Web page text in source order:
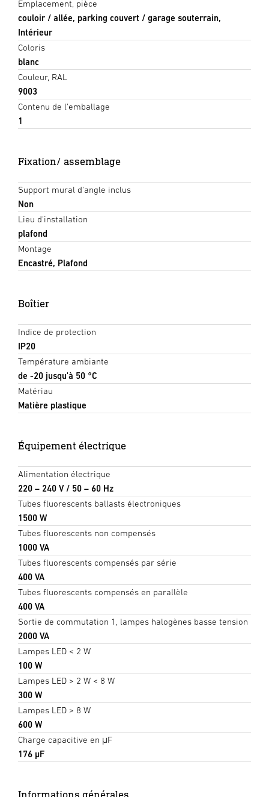
Emplacement, pièce
couloir / allée, parking couvert / garage souterrain,
Intérieur
Coloris
blanc
Couleur, RAL
9003
Contenu de l'emballage
1
Fixation/ assemblage
Support mural d'angle inclus
Non
Lieu d'installation
plafond
Montage
Encastré, Plafond
Boîtier
Indice de protection
IP20
Température ambiante
de -20 jusqu'à 50 °C
Matériau
Matière plastique
Équipement électrique
Alimentation électrique
220 – 240 V / 50 – 60 Hz
Tubes fluorescents ballasts électroniques
1500 W
Tubes fluorescents non compensés
1000 VA
Tubes fluorescents compensés par série
400 VA
Tubes fluorescents compensés en parallèle
400 VA
Sortie de commutation 1, lampes halogènes basse tension
2000 VA
Lampes LED < 2 W
100 W
Lampes LED > 2 W < 8 W
300 W
Lampes LED > 8 W
600 W
Charge capacitive en μF
176 µF